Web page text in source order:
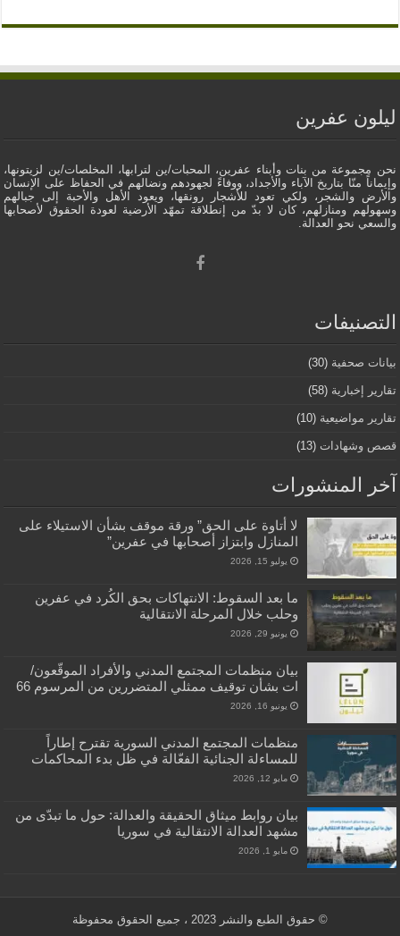
ليلون عفرين
نحن مجموعة من بنات وأبناء عفرين، المحبات/ين لترابها، المخلصات/ين لزيتونها،
وإيماناً منّا بتاريخ الآباء والأجداد، ووفاءً لجهودهم ونضالهم في الحفاظ على الإنسان
والأرض والشجر، ولكي تعود للأشجار رونقها، ويعود الأهل والأحبة إلى جبالهم
وسهولهم ومنازلهم، كان لا بدّ من إنطلاقة تمهّد الأرضية لعودة الحقوق لأصحابها
والسعي نحو العدالة.
التصنيفات
بيانات صحفية (30)
تقارير إخبارية (58)
تقارير مواضيعية (10)
قصص وشهادات (13)
آخر المنشورات
لا أتاوة على الحق” ورقة موقف بشأن الاستيلاء على
المنازل وابتزاز أصحابها في عفرين”
يوليو 15, 2026
ما بعد السقوط: الانتهاكات بحق الكُرد في عفرين
وحلب خلال المرحلة الانتقالية
يونيو 29, 2026
بيان منظمات المجتمع المدني والأفراد الموقّعون/
ات بشأن توقيف ممثلي المتضررين من المرسوم 66
يونيو 16, 2026
منظمات المجتمع المدني السورية تقترح إطاراً
للمساءلة الجنائية الفعّالة في ظل بدء المحاكمات
مايو 12, 2026
بيان روابط ميثاق الحقيقة والعدالة: حول ما تبدّى من
مشهد العدالة الانتقالية في سوريا
مايو 1, 2026
© حقوق الطبع والنشر 2023 ، جميع الحقوق محفوظة